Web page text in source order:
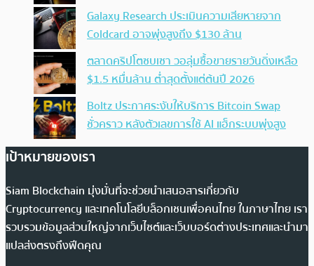
Galaxy Research ประเมินความเสียหายจาก
Coldcard อาจพุ่งสูงถึง $130 ล้าน
ตลาดคริปโตซบเซา วอลุ่มซื้อขายรายวันดิ่งเหลือ
$1.5 หมื่นล้าน ต่ำสุดตั้งแต่ต้นปี 2026
Boltz ประกาศระงับให้บริการ Bitcoin Swap
ชั่วคราว หลังตัวเลขการใช้ AI แฮ็กระบบพุ่งสูง
เป้าหมายของเรา
Siam Blockchain มุ่งมั่นที่จะช่วยนำเสนอสารเกี่ยวกับ
Cryptocurrency และเทคโนโลยีบล็อกเชนเพื่อคนไทย ในภาษาไทย เรา
รวบรวมข้อมูลส่วนใหญ่จากเว็บไซต์และเว็บบอร์ดต่างประเทศและนำมา
แปลส่งตรงถึงฟีดคุณ